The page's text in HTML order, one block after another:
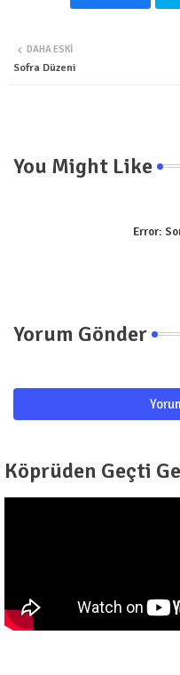
DAHA ESKI
Sofra Düzeni
You Might Like
Error:
Yorum Gönder
Köprüden Geçti